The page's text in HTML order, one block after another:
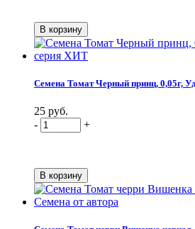
Семена Томат Черный принц, 0,05г,
25 руб.
-
+